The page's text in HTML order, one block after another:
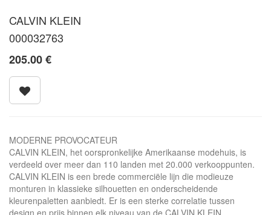
CALVIN KLEIN
000032763
205.00€
MODERNE PROVOCATEUR
CALVIN KLEIN, het oorspronkelijke Amerikaanse modehuis, is
verdeeld over meer dan 110 landen met 20.000 verkooppunten.
CALVIN KLEIN is een brede commerciële lijn die modieuze
monturen in klassieke silhouetten en onderscheidende
kleurenpaletten aanbiedt. Er is een sterke correlatie tussen
design en prijs binnen elk niveau van de CALVIN KLEIN